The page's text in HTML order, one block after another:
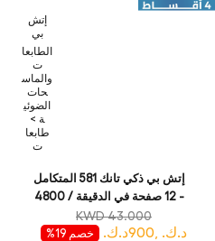
إتش
بي
الطابعا
ت
والماس
حات
الضوئي
ة >
طابعا
ت
إتش بي ذكي تانك 581 المتكامل
- 12 صفحة في الدقيقة / 4800
في البوصة / A4 / يو اس بي
KWD 43.000
د.ك. ,900د.ك. خصم 19%